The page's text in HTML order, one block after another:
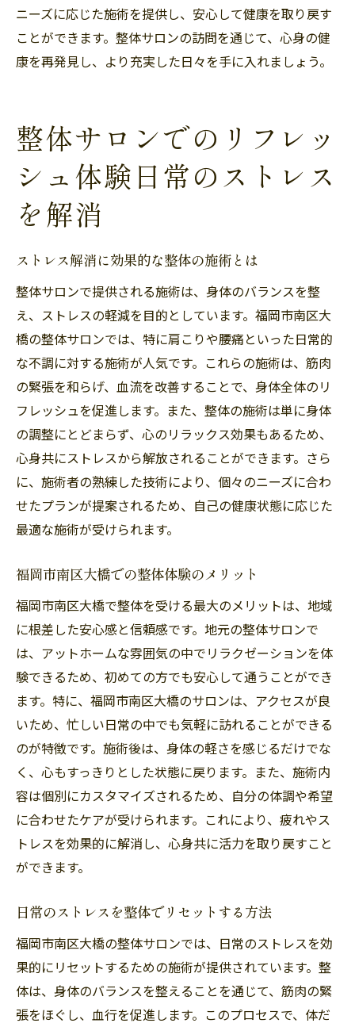
ニーズに応じた施術を提供し、安心して健康を取り戻す
ことができます。整体サロンの訪問を通じて、心身の健
康を再発見し、より充実した日々を手に入れましょう。
整体サロンでのリフレッ
シュ体験日常のストレス
を解消
ストレス解消に効果的な整体の施術とは
整体サロンで提供される施術は、身体のバランスを整
え、ストレスの軽減を目的としています。福岡市南区大
橋の整体サロンでは、特に肩こりや腰痛といった日常的
な不調に対する施術が人気です。これらの施術は、筋肉
の緊張を和らげ、血流を改善することで、身体全体のリ
フレッシュを促進します。また、整体の施術は単に身体
の調整にとどまらず、心のリラックス効果もあるため、
心身共にストレスから解放されることができます。さら
に、施術者の熟練した技術により、個々のニーズに合わ
せたプランが提案されるため、自己の健康状態に応じた
最適な施術が受けられます。
福岡市南区大橋での整体体験のメリット
福岡市南区大橋で整体を受ける最大のメリットは、地域
に根差した安心感と信頼感です。地元の整体サロンで
は、アットホームな雰囲気の中でリラクゼーションを体
験できるため、初めての方でも安心して通うことができ
ます。特に、福岡市南区大橋のサロンは、アクセスが良
いため、忙しい日常の中でも気軽に訪れることができる
のが特徴です。施術後は、身体の軽さを感じるだけでな
く、心もすっきりとした状態に戻ります。また、施術内
容は個別にカスタマイズされるため、自分の体調や希望
に合わせたケアが受けられます。これにより、疲れやス
トレスを効果的に解消し、心身共に活力を取り戻すこと
ができます。
日常のストレスを整体でリセットする方法
福岡市南区大橋の整体サロンでは、日常のストレスを効
果的にリセットするための施術が提供されています。整
体は、身体のバランスを整えることを通じて、筋肉の緊
張をほぐし、血行を促進します。このプロセスで、体だ